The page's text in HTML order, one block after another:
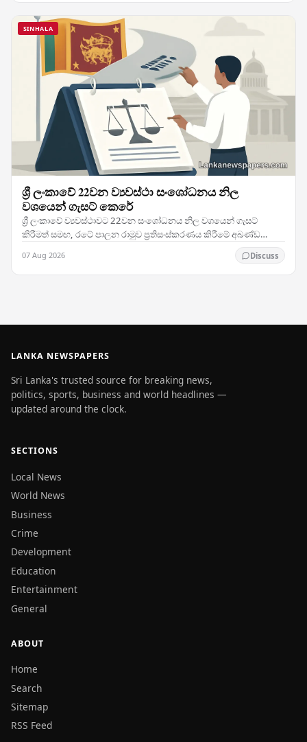
SINHALA
ශ්‍රී ලංකාවේ 22වන ව්‍යවස්ථා සංශෝධනය නිල
වශයෙන් ගැසට් කෙරේ
ශ්‍රී ලංකාවේ ව්‍යවස්ථාවට 22වන සංශෝධනය නිල වශයෙන් ගැසට්
කිරීමත් සමඟ, රටේ පාලන රාමුව ප්‍රතිසංස්කරණය කිරීමේ අඛණ්ඩ
07 Aug 2026 Discuss
LANKA NEWSPAPERS
Sri Lanka's trusted source for breaking news,
politics, sports, business and world headlines —
updated around the clock.
SECTIONS
Local News
World News
Business
Crime
Development
Education
Entertainment
General
ABOUT
Home
Search
Sitemap
RSS Feed